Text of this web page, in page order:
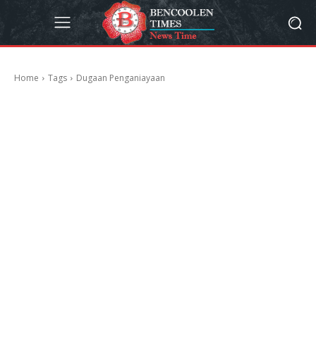
Home Tags Dugaan Penganiayaan